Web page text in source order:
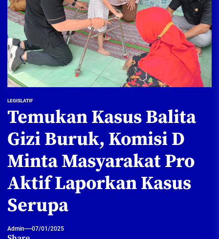
LEGISLATIF
Temukan Kasus Balita
Gizi Buruk, Komisi D
Minta Masyarakat Pro
Aktif Laporkan Kasus
Serupa
Admin 07/01/2025